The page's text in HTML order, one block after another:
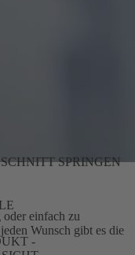
SPRINGEN
-
einfach zu
Wunsch gibt es die